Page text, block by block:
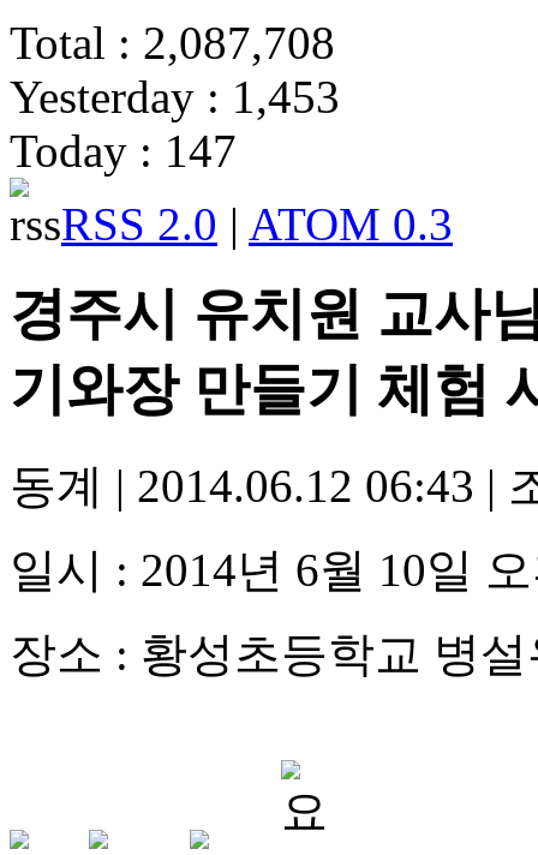
Total : 2,087,708
Yesterday : 1,453
Today : 147
RSS 2.0 | ATOM 0.3
경주시 유치원 교사
기와장 만들기 체험
동계 | 2014.06.12 06:43 |
일시 : 2014년 6월 10일
장소 : 황성초등학교 병